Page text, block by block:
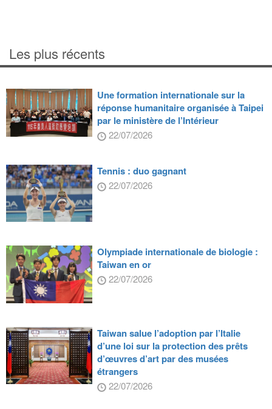
Les plus récents
Une formation internationale sur la
réponse humanitaire organisée à Taipei
par le ministère de l’Intérieur
22/07/2026
Tennis : duo gagnant
22/07/2026
Olympiade internationale de biologie :
Taiwan en or
22/07/2026
Taiwan salue l’adoption par l’Italie
d’une loi sur la protection des prêts
d’œuvres d’art par des musées
étrangers
22/07/2026